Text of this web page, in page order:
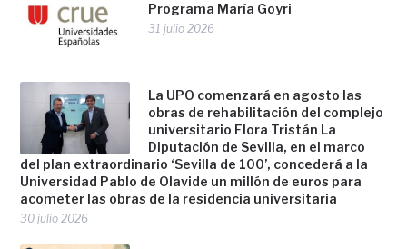
Programa María Goyri
31 julio 2026
La UPO comenzará en agosto las
obras de rehabilitación del complejo
universitario Flora Tristán La
Diputación de Sevilla, en el marco
del plan extraordinario ‘Sevilla de 100’, concederá a la
Universidad Pablo de Olavide un millón de euros para
acometer las obras de la residencia universitaria
30 julio 2026